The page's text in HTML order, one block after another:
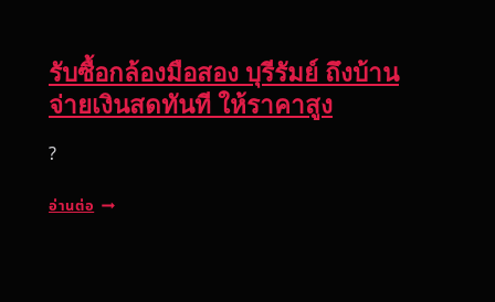
รับซื้อกล้องมือสอง บุรีรัมย์ ถึงบ้าน
จ่ายเงินสดทันที ให้ราคาสูง
?
อ่านต่อ